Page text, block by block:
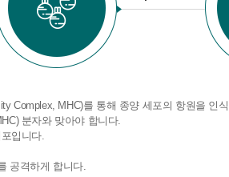
Complex, MHC)를 통해 종양 세포의 항원을 인식
분자와 맞아야 합니다.
입니다.
공격하게 합니다.